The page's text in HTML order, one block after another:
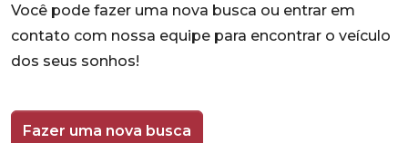
Você pode fazer uma nova busca ou entrar em
contato com nossa equipe para encontrar o veículo
dos seus sonhos!
Fazer uma nova busca